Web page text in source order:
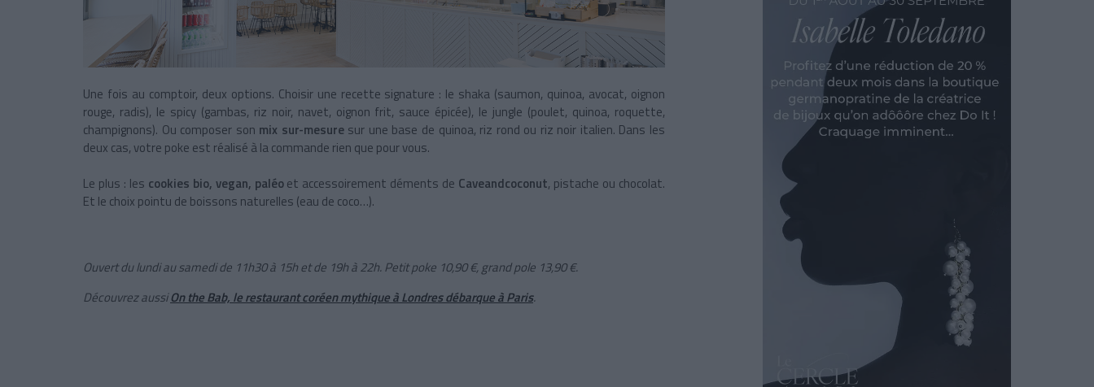
Une fois au comptoir, deux options. Choisir une recette signature : le shaka (saumon, quinoa, avocat, oignon
rouge, radis), le spicy (gambas, riz noir, navet, oignon frit, sauce épicée), le jungle (poulet, quinoa, roquette,
champignons). Ou composer son mix sur-mesure sur une base de quinoa, riz rond ou riz noir italien. Dans les
deux cas, votre poke est réalisé à la commande rien que pour vous.
Le plus : les cookies bio, vegan, paléoet accessoirement déments de Caveandcoconut, pistache ou chocolat.
Et le choix pointu de boissons naturelles (eau de coco…).
Ouvert du lundi au samedi de 11h30 à 15h et de 19h à 22h. Petit poke 10,90 €, grand pole 13,90 €.
Découvrez aussiOn the Bab, le restaurant coréen mythique à Londres débarque à Paris.